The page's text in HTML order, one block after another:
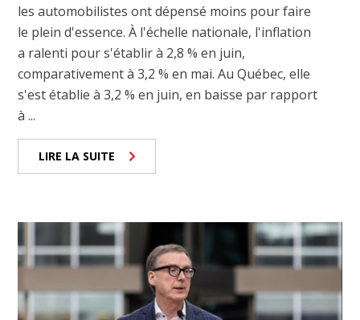
les automobilistes ont dépensé moins pour faire
le plein d'essence. À l'échelle nationale, l'inflation
a ralenti pour s'établir à 2,8 % en juin,
comparativement à 3,2 % en mai. Au Québec, elle
s'est établie à 3,2 % en juin, en baisse par rapport
à ...
LIRE LA SUITE